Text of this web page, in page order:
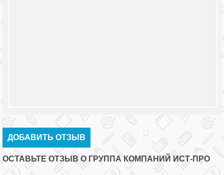
ДОБАВИТЬ ОТЗЫВ
ОСТАВЬТЕ ОТЗЫВ О ГРУППА КОМПАНИЙ ИСТ-ПРО